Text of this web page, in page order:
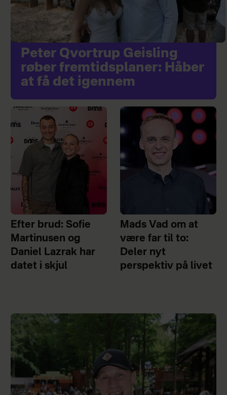
Peter Qvortrup Geisling
røber fremtidsplaner: Håber
at få det igennem
Efter brud: Sofie
Martinusen og
Daniel Lazrak har
datet i skjul
Mads Vad om at
være far til to:
Deler nyt
perspektiv på livet